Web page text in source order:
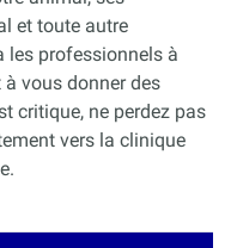
et toute autre
les professionnels à
vous donner des
critique, ne perdez pas
vers la clinique